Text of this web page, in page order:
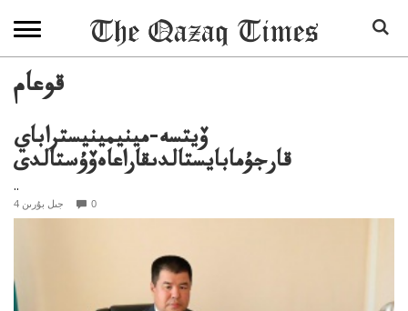
قوعام
ۆيتسە-مينيمينيستراباي
قارجۇمابايستالدىقاراعاەۆۇستالدى
..
4 جىل بۇرىن 0